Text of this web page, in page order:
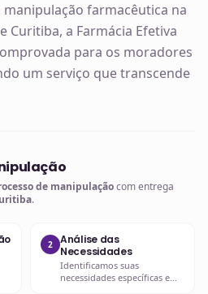
farmacêutica na
a Farmácia Efetiva
para os moradores
um serviço que transcende
de manipulaçãocom entrega
.
2
Análise das
Necessidades
Identificamos suas
necessidades específicas e